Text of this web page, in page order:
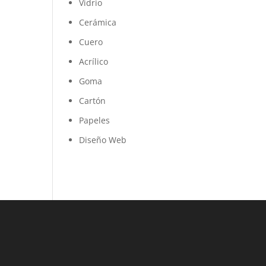
Vidrio
Cerámica
Cuero
Acrílico
Goma
Cartón
Papeles
Diseño Web